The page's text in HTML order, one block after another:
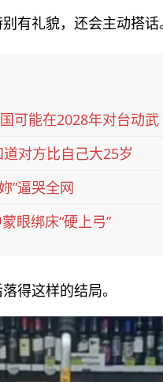
有礼貌，还会主动搭话
可能在2028年对台动武
对方比自己大25岁
”逼哭全网
眼绑床“硬上弓”
得这样的结局。